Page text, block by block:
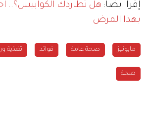
إقرأ أيضاً: هل تطاردك الكوابيس؟..
بهذا المرض
مايونيز صحة عامة فوائد تغذية
صحة